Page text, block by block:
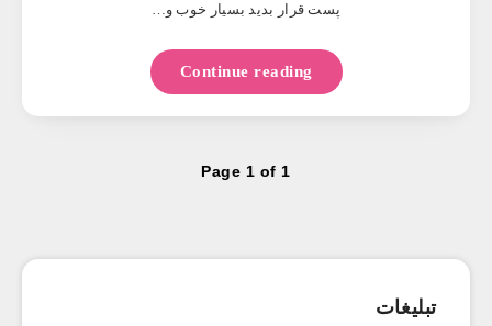
پست قرار بدید بسیار خوب و…
Continue reading
Page 1 of 1
تبلیغات